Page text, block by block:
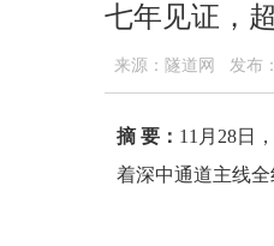
七年见证，
来源：隧道网 发布
摘 要： 11月28日
着深中通道主线全